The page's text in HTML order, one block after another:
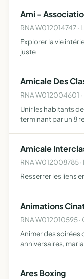
Ami -
RNA W012014747
Explorer la vie
juste
Amicale Des
RNA W012004601
Unir les habitants
terminant par un 8
Amicale
RNA W012008785 ·
Resserrer les liens
Animations
RNA W012010595 ·
Animer des soirées
anniversaires,
Ares Boxing